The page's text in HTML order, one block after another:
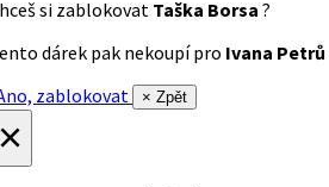
si zablokovat Taška Borsa ?
dárek pak nekoupí pro Ivana Petrů
zablokovat
× Zpět